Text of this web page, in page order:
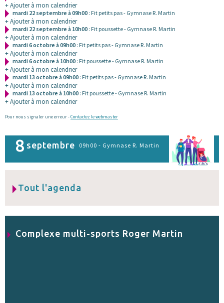
+ Ajouter à mon calendrier
mardi 22 septembre à 09h00 : Fit petits pas - Gymnase R. Martin
+ Ajouter à mon calendrier
mardi 22 septembre à 10h00 : Fit poussette - Gymnase R. Martin
+ Ajouter à mon calendrier
mardi 6 octobre à 09h00 : Fit petits pas - Gymnase R. Martin
+ Ajouter à mon calendrier
mardi 6 octobre à 10h00 : Fit poussette - Gymnase R. Martin
+ Ajouter à mon calendrier
mardi 13 octobre à 09h00 : Fit petits pas - Gymnase R. Martin
+ Ajouter à mon calendrier
mardi 13 octobre à 10h00 : Fit poussette - Gymnase R. Martin
+ Ajouter à mon calendrier
Pour nous signaler une erreur -Contactez le webmaster
8 septembre 09h00 - Gymnase R. Martin
Tout l'agenda
Complexe multi-sports Roger Martin